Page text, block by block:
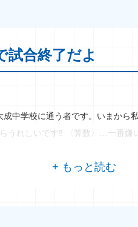
試合終了だよ
中学校に通う者です。いまから
うれしいです‼ 〈算数〉…一番